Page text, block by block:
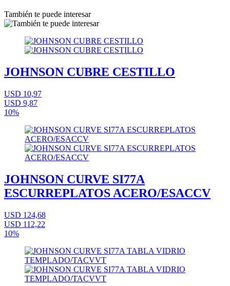
También te puede interesar
JOHNSON CUBRE CESTILLO
USD 10,97
USD 9,87
10%
JOHNSON CURVE SI77A
ESCURREPLATOS ACERO/ESACCV
USD 124,68
USD 112,22
10%